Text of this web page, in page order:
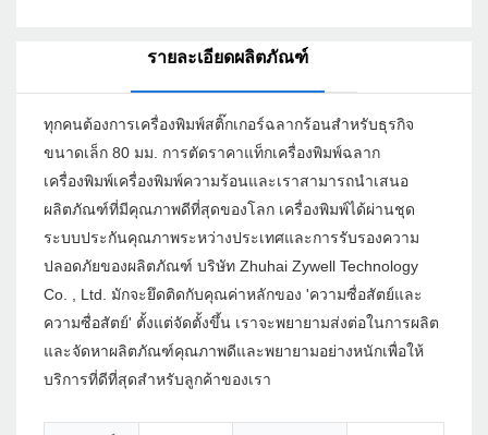
รายละเอียดผลิตภัณฑ์
ทุกคนต้องการเครื่องพิมพ์สติ๊กเกอร์ฉลากร้อนสำหรับธุรกิจ
ขนาดเล็ก 80 มม. การตัดราคาแท็กเครื่องพิมพ์ฉลาก
เครื่องพิมพ์เครื่องพิมพ์ความร้อนและเราสามารถนำเสนอ
ผลิตภัณฑ์ที่มีคุณภาพดีที่สุดของโลก เครื่องพิมพ์ได้ผ่านชุด
ระบบประกันคุณภาพระหว่างประเทศและการรับรองความ
ปลอดภัยของผลิตภัณฑ์ บริษัท Zhuhai Zywell Technology
Co. , Ltd. มักจะยึดติดกับคุณค่าหลักของ 'ความซื่อสัตย์และ
ความซื่อสัตย์' ตั้งแต่จัดตั้งขึ้น เราจะพยายามส่งต่อในการผลิต
และจัดหาผลิตภัณฑ์คุณภาพดีและพยายามอย่างหนักเพื่อให้
บริการที่ดีที่สุดสำหรับลูกค้าของเรา